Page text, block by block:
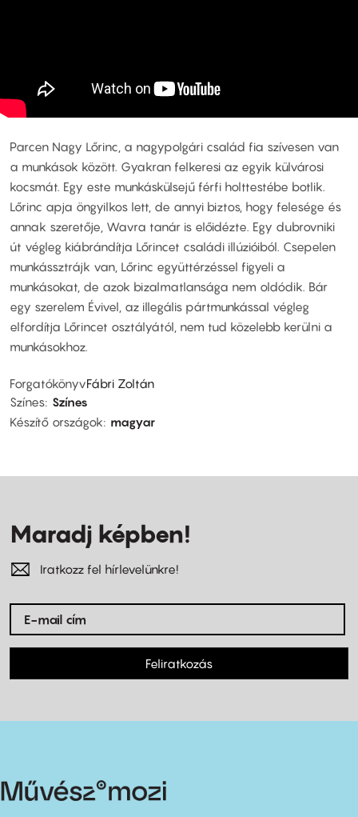
Parcen Nagy Lőrinc, a nagypolgári család fia szívesen van
a munkások között. Gyakran felkeresi az egyik külvárosi
kocsmát. Egy este munkáskülsejű férfi holttestébe botlik.
Lőrinc apja öngyilkos lett, de annyi biztos, hogy felesége és
annak szeretője, Wavra tanár is előidézte. Egy dubrovniki
út végleg kiábrándítja Lőrincet családi illúzióiból. Csepelen
munkássztrájk van, Lőrinc együttérzéssel figyeli a
munkásokat, de azok bizalmatlansága nem oldódik. Bár
egy szerelem Évivel, az illegális pártmunkással végleg
elfordítja Lőrincet osztályától, nem tud közelebb kerülni a
munkásokhoz.
ForgatókönyvFábri Zoltán
Színes Színes
Készítő országok
magyar
Maradj képben!
Iratkozz fel hírlevelünkre!
Feliratkozás